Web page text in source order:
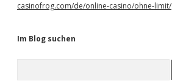
casinofrog.com/de/online-casino/ohne-limit/
Im Blog suchen